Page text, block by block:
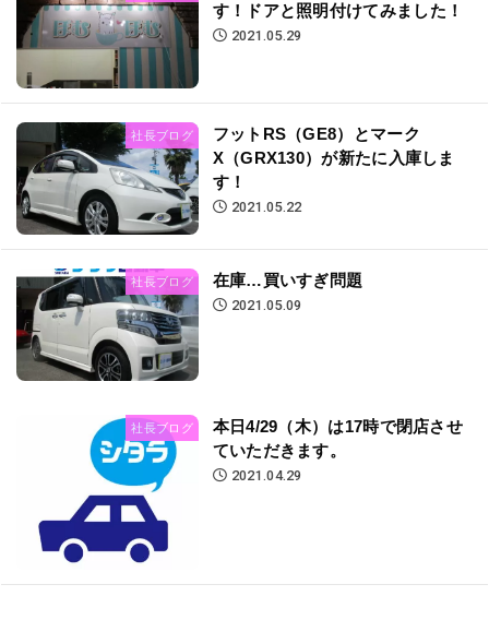
す！ドアと照明付けてみました！
2021.05.29
社長ブログ
フットRS（GE8）とマーク
X（GRX130）が新たに入庫しま
す！
2021.05.22
社長ブログ 在庫…買いすぎ問題
2021.05.09
社長ブログ
本日4/29（木）は17時で閉店させ
ていただきます。
2021.04.29